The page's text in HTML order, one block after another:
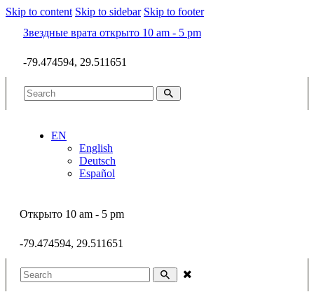
Skip to content Skip to sidebar Skip to footer
Звездные врата открыто 10 am - 5 pm
-79.474594, 29.511651
EN
English
Deutsch
Español
Открыто 10 am - 5 pm
-79.474594, 29.511651